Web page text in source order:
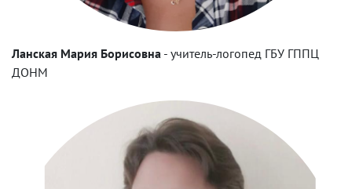
Ланская Мария Борисовна - учитель-логопед ГБУ ГППЦ
ДОНМ